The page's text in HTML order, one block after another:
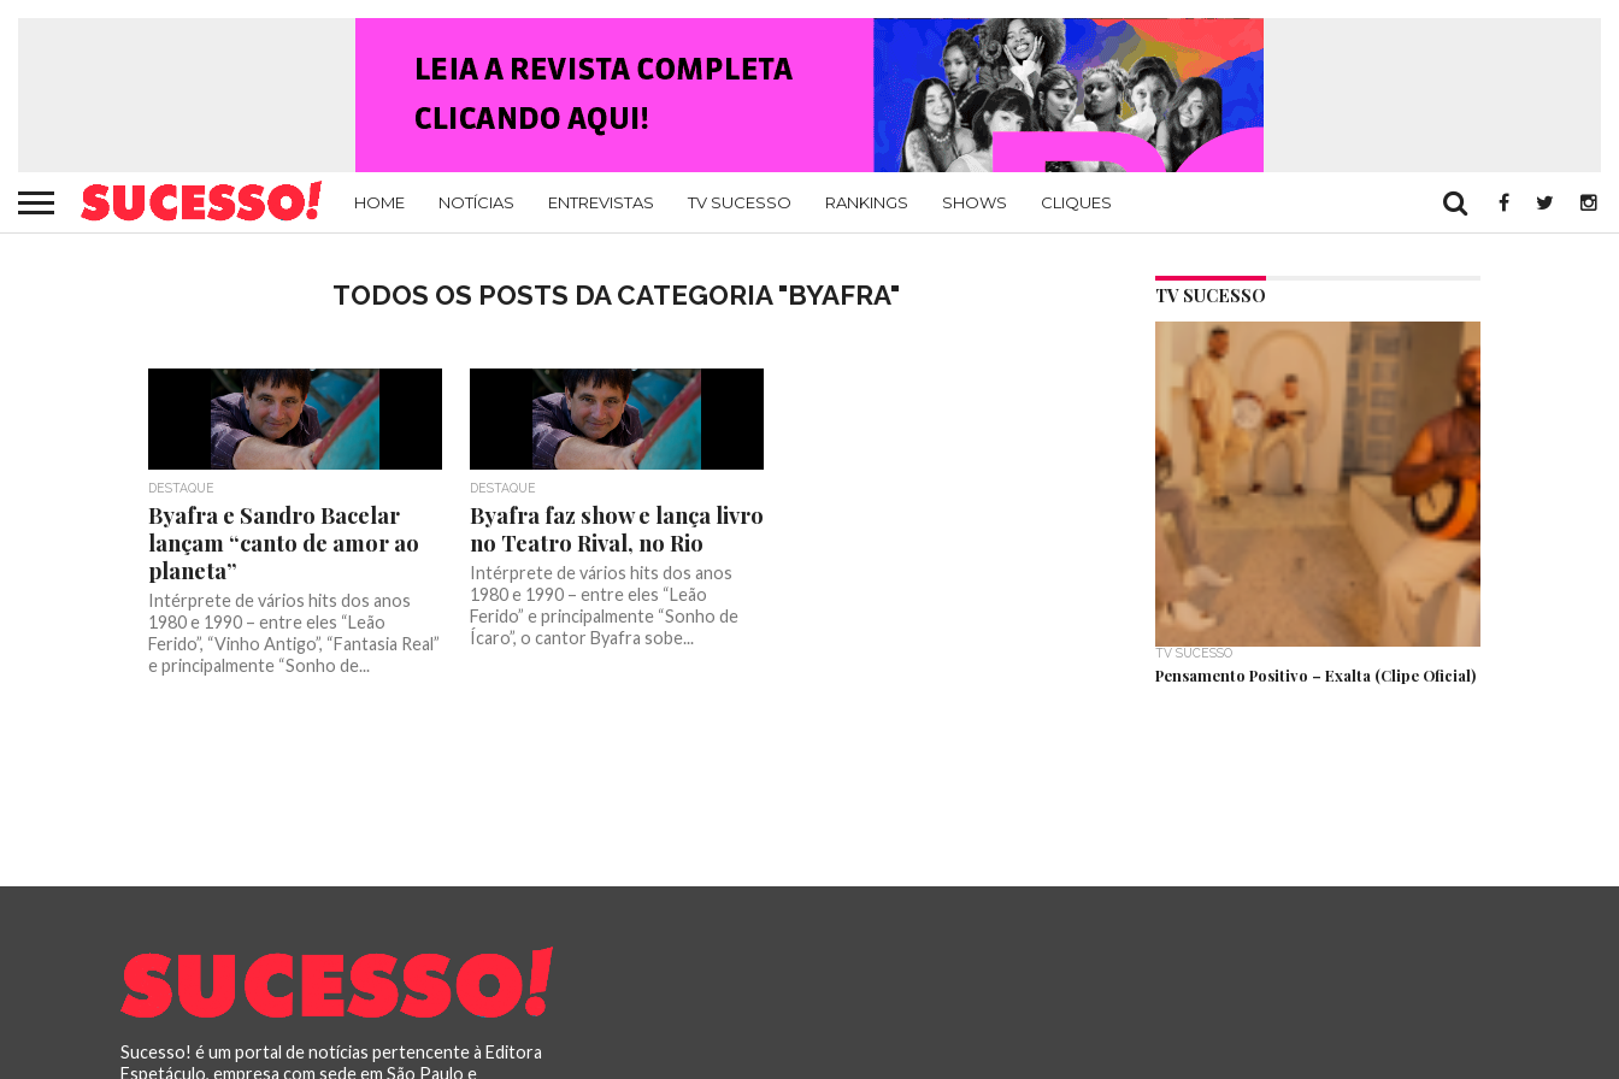
HOME NOTÍCIAS ENTREVISTAS TV SUCESSO RANKINGS SHOWS CLIQUES
TODOS OS POSTS DA CATEGORIA "BYAFRA"
DESTAQUE
Byafra e Sandro Bacelar
lançam “canto de amor ao
planeta”
Intérprete de vários hits dos anos
1980 e 1990 – entre eles “Leão
Ferido”, “Vinho Antigo”, “Fantasia Real”
e principalmente “Sonho de...
DESTAQUE
Byafra faz show e lança livro
no Teatro Rival, no Rio
Intérprete de vários hits dos anos
1980 e 1990 – entre eles “Leão
Ferido” e principalmente “Sonho de
Ícaro”, o cantor Byafra sobe...
TV SUCESSO
TV SUCESSO
Pensamento Positivo – Exalta (Clipe Oficial)
Sucesso! é um portal de notícias pertencente à Editora
Espetáculo, empresa com sede em São Paulo e